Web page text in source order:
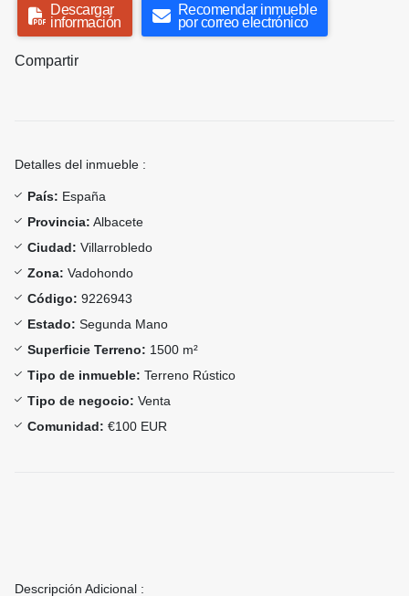
Descargar
información
Recomendar inmueble
por correo electrónico
Compartir
Detalles del inmueble :
País: España
Provincia: Albacete
Ciudad: Villarrobledo
Zona: Vadohondo
Código: 9226943
Estado: Segunda Mano
Superficie Terreno: 1500 m²
Tipo de inmueble: Terreno Rústico
Tipo de negocio: Venta
Comunidad: €100 EUR
Descripción Adicional :